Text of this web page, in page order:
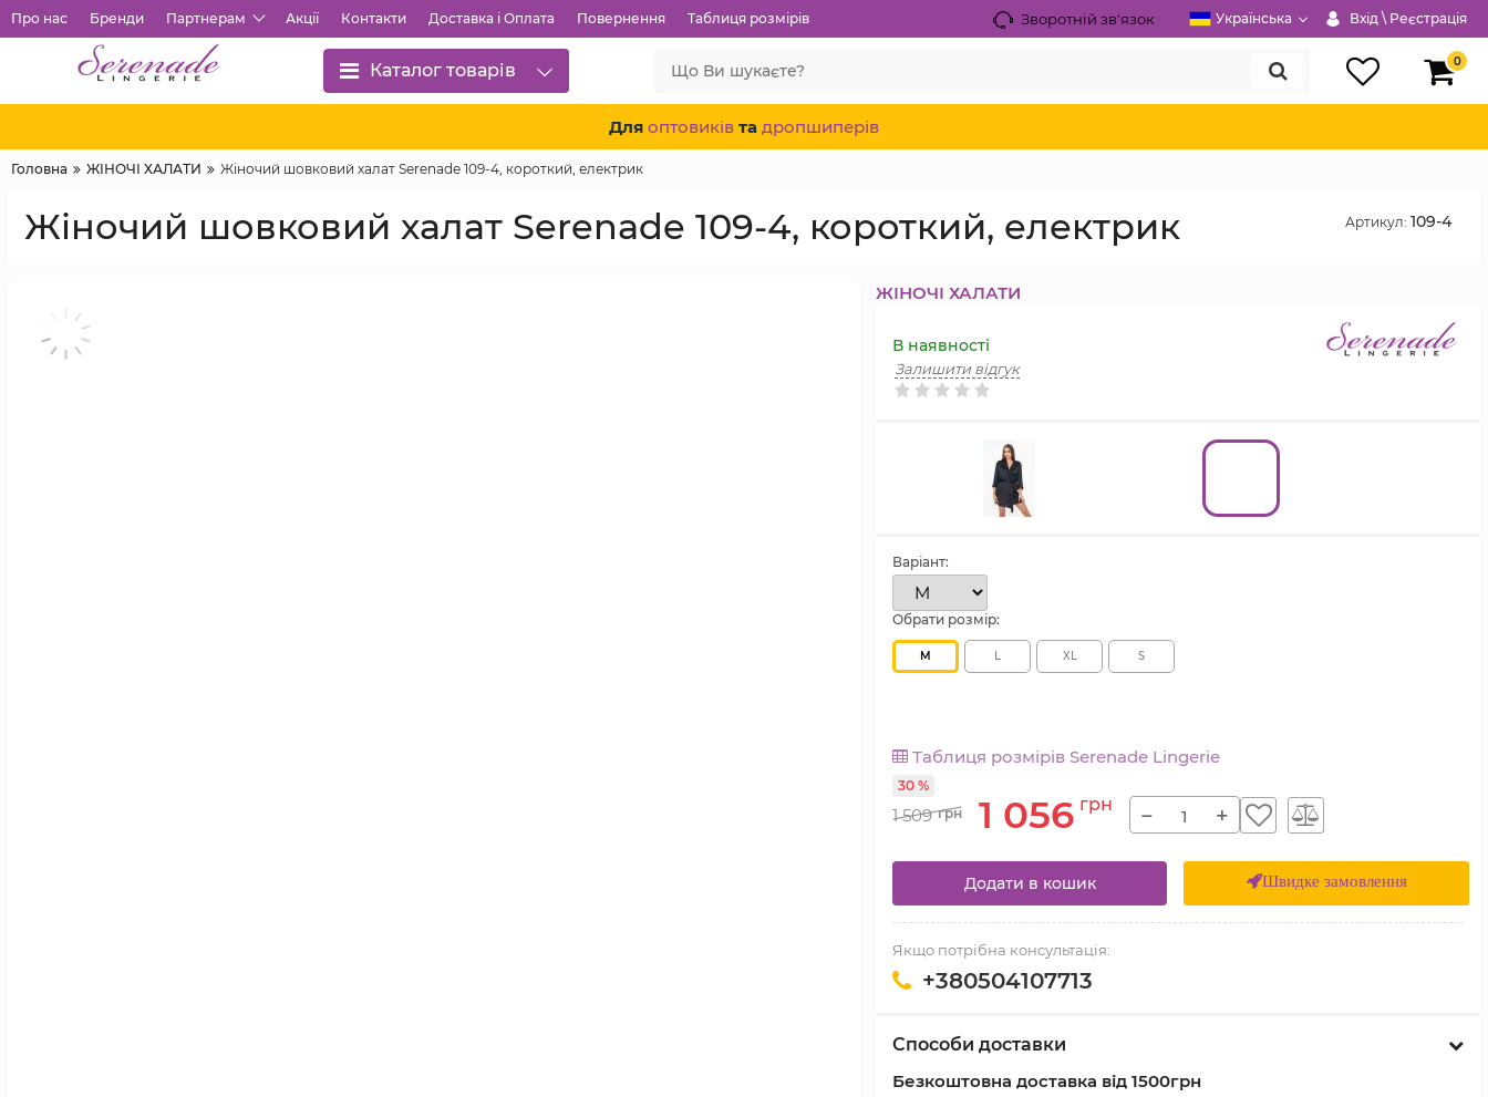
Про нас Бренди Партнерам Акції Контакти Доставка і Оплата Повернення Таблиця розмірів Зворотній зв'язок Українська Вхід \ Реєстрація
Каталог товарів 0
Для оптовиків та дропшиперів
Головна ЖІНОЧІ ХАЛАТИ Жіночий шовковий халат Serenade 109-4, короткий, електрик
Жіночий шовковий халат Serenade 109-4, короткий, електрик Артикул: 109-4
ЖІНОЧІ ХАЛАТИ
Залишити відгук
В наявності
Варіант:
Обрати розмір:
M L XL S
Таблиця розмірів Serenade Lingerie
1 509 грн 1 056 грн
30 %
− +
Додати в кошик Швидке замовлення
Якщо потрібна консультація:
+380504107713
Способи доставки
Безкоштовна доставка від 1500грн